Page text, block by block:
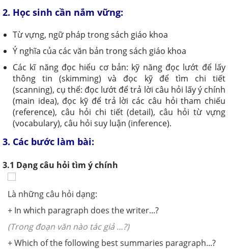
2. Học sinh cần nắm vững:
Từ vựng, ngữ pháp trong sách giáo khoa
Ý nghĩa của các văn bản trong sách giáo khoa
Các kĩ năng đọc hiểu cơ bản: kỹ năng đọc lướt để lấy
thông tin (skimming) và đọc kỹ để tìm chi tiết
(scanning), cụ thể: đọc lướt để trả lời câu hỏi lấy ý chính
(main idea), đọc kỹ để trả lời các câu hỏi tham chiếu
(reference), câu hỏi chi tiết (detail), câu hỏi từ vựng
(vocabulary), câu hỏi suy luận (inference).
3. Các bước làm bài:
3.1 Dạng câu hỏi tìm ý chính
Là những câu hỏi dạng:
+ In which paragraph does the writer...?
(Trong đoạn văn nào tác giả …?)
+ Which of the following best summaries paragraph...?